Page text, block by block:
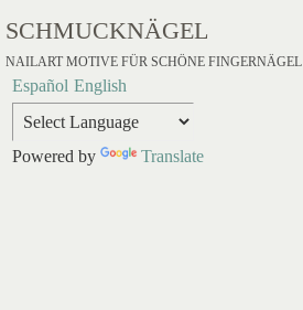
SCHMUCKNÄGEL
NAILART MOTIVE FÜR SCHÖNE FINGERNÄGEL
Español English
Powered by Translate